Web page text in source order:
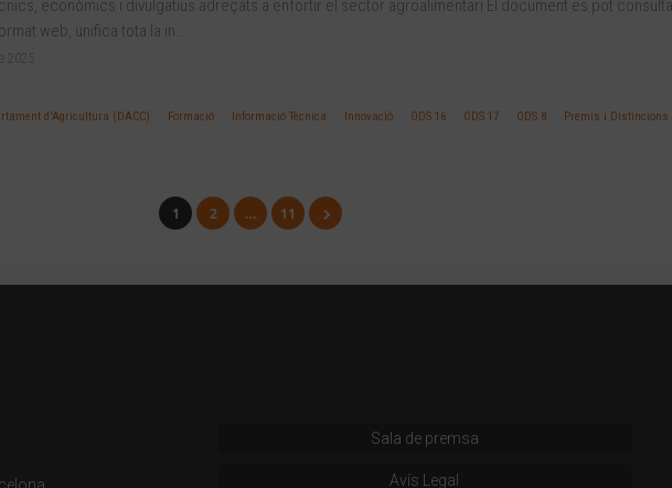
econòmics i divulgatius adreçats a enfortir el sector agroalimentari El document es pot
web, unifica tota la in...
d'Agricultura (DACC) Formació Informació Tècnica Innovació ODS 16 ODS 17 ODS 8 Premis i Distincions
1 2 … 11
Sala de premsa
Avís Legal